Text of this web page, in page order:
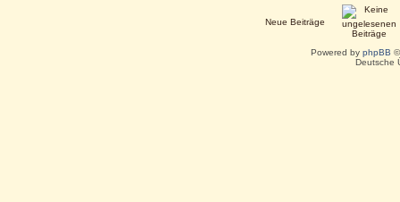
Neue Beiträge
Powered by phpBB
Deutsche